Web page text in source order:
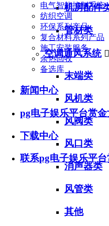
电气智能控制系统
纺织空调
环保系列产品
复合材料系列产品
施工安装服务
余热回收
备选库
新闻中心
pg电子娱乐平台赏
下载中心
联系pg电子娱乐平
机房配件
管材类
空调通风系统 
末端类
风机类
风阀类
风口类
消声器类
风管类
其他